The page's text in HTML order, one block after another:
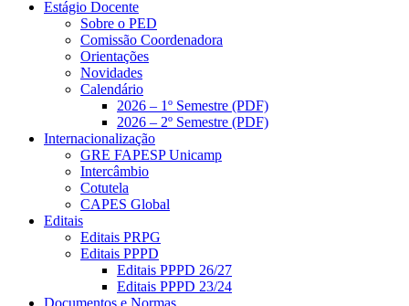
Estágio Docente
Sobre o PED
Comissão Coordenadora
Orientações
Novidades
Calendário
2026 – 1º Semestre (PDF)
2026 – 2º Semestre (PDF)
Internacionalização
GRE FAPESP Unicamp
Intercâmbio
Cotutela
CAPES Global
Editais
Editais PRPG
Editais PPPD
Editais PPPD 26/27
Editais PPPD 23/24
Documentos e Normas